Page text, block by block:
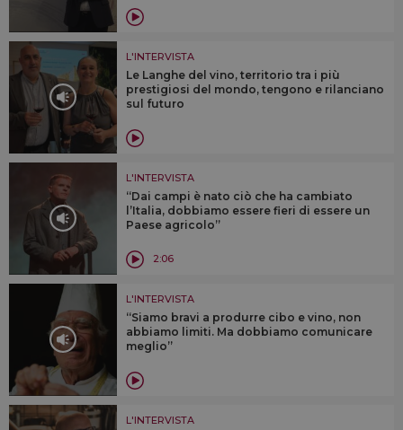
L'INTERVISTA
Le Langhe del vino, territorio tra i più
prestigiosi del mondo, tengono e rilanciano
sul futuro
L'INTERVISTA
“Dai campi è nato ciò che ha cambiato
l’Italia, dobbiamo essere fieri di essere un
Paese agricolo”
2:06
L'INTERVISTA
“Siamo bravi a produrre cibo e vino, non
abbiamo limiti. Ma dobbiamo comunicare
meglio”
L'INTERVISTA